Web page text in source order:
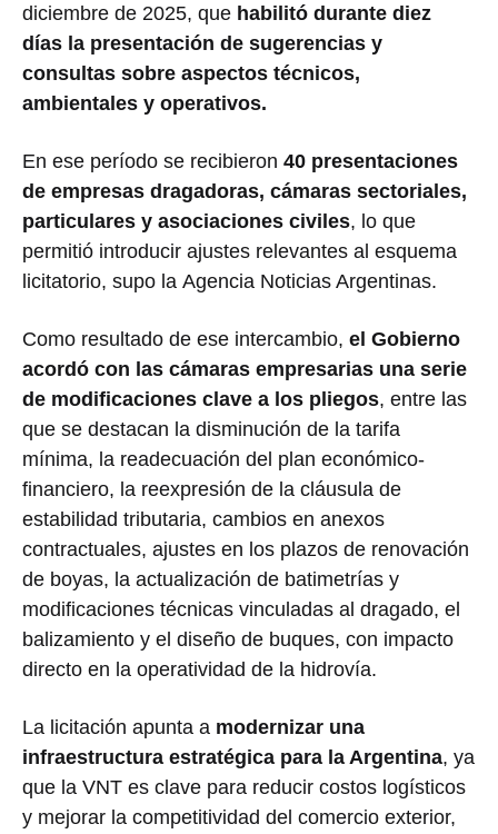
diciembre de 2025, que habilitó durante diez
días la presentación de sugerencias y
consultas sobre aspectos técnicos,
ambientales y operativos.
En ese período se recibieron 40 presentaciones
de empresas dragadoras, cámaras sectoriales,
particulares y asociaciones civiles, lo que
permitió introducir ajustes relevantes al esquema
licitatorio, supo la Agencia Noticias Argentinas.
Como resultado de ese intercambio, el Gobierno
acordó con las cámaras empresarias una serie
de modificaciones clave a los pliegos, entre las
que se destacan la disminución de la tarifa
mínima, la readecuación del plan económico-
financiero, la reexpresión de la cláusula de
estabilidad tributaria, cambios en anexos
contractuales, ajustes en los plazos de renovación
de boyas, la actualización de batimetrías y
modificaciones técnicas vinculadas al dragado, el
balizamiento y el diseño de buques, con impacto
directo en la operatividad de la hidrovía.
La licitación apunta a modernizar una
infraestructura estratégica para la Argentina, ya
que la VNT es clave para reducir costos logísticos
y mejorar la competitividad del comercio exterior,